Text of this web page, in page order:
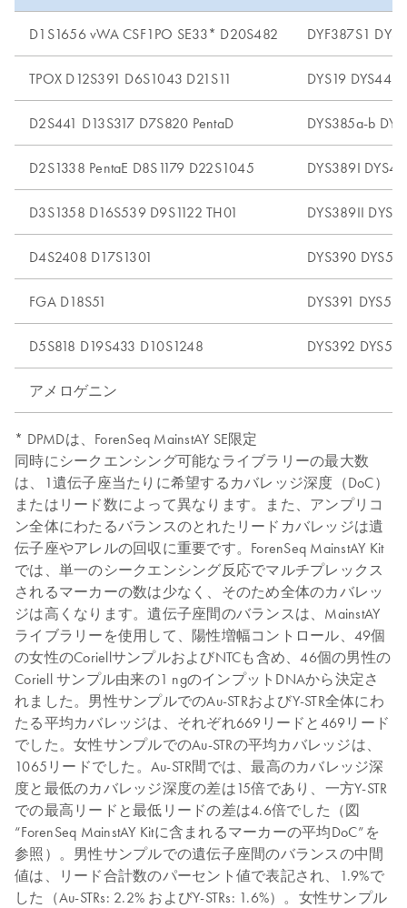
D1S1656 vWA CSF1PO SE33* D20S482 DYF387S1
TPOX D12S391 D6S1043 D21S11 DYS19 DYS448
D2S441 D13S317 D7S820 PentaD DYS385a-b
D2S1338 PentaE D8S1179 D22S1045 DYS389I
D3S1358 D16S539 D9S1122 TH01 DYS389II
D4S2408 D17S1301 DYS390
FGA D18S51 DYS391 DYS533
D5S818 D19S433 D10S1248 DYS392
アメロゲニン
* DPMDは、ForenSeq MainstAY SE限定
同時にシークエンシング可能なライブラリーの最大数
は、1遺伝子座当たりに希望するカバレッジ深度（DoC）
またはリード数によって異なります。また、アンプリコ
ン全体にわたるバランスのとれたリードカバレッジは遺
伝子座やアレルの回収に重要です。ForenSeq MainstAY Kit
では、単一のシークエンシング反応でマルチプレックス
されるマーカーの数は少なく、そのため全体のカバレッ
ジは高くなります。遺伝子座間のバランスは、MainstAY
ライブラリーを使用して、陽性増幅コントロール、49個
の女性のCoriellサンプルおよびNTCも含め、46個の男性の
Coriell サンプル由来の1 ngのインプットDNAから決定さ
れました。男性サンプルでのAu-STRおよびY-STR全体にわ
たる平均カバレッジは、それぞれ669リードと469リード
でした。女性サンプルでのAu-STRの平均カバレッジは、
1065リードでした。Au-STR間では、最高のカバレッジ深
度と最低のカバレッジ深度の差は15倍であり、一方Y-STR
での最高リードと最低リードの差は4.6倍でした（図
“ForenSeq MainstAY Kitに含まれるマーカーの平均DoC”を
参照）。男性サンプルでの遺伝子座間のバランスの中間
値は、リード合計数のパーセント値で表記され、1.9%で
した（Au-STRs: 2.2% およびY-STRs: 1.6%）。女性サンプル